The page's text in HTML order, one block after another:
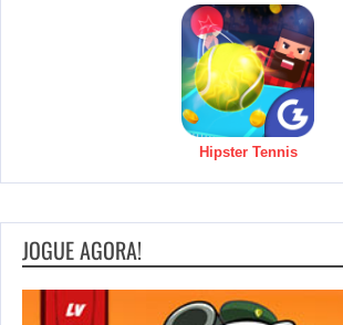
Hipster Tennis
JOGUE AGORA!